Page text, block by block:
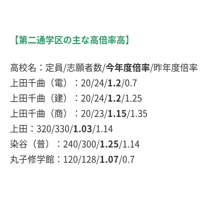
【第二通学区の主な高倍率高】
高校名：定員/志願者数/今年度倍率/昨年度倍率
上田千曲（電）：20/24/1.2 /0.7
上田千曲（建）：20/24/1.2 /1.25
上田千曲（商）：20/23/1.15/1.35
上田：320/330/1.03/1.14
染谷（普）：240/300/1.25/1.14
丸子修学館：120/128/1.07/0.7